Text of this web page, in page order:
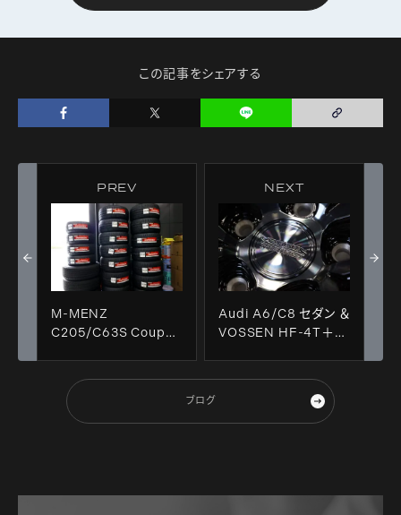
この記事をシェアする
PREV
M-MENZ
C205/C63S Coupe
NEXT
Audi A6/C8 セダン ＆
VOSSEN HF-4T＋
ブログ